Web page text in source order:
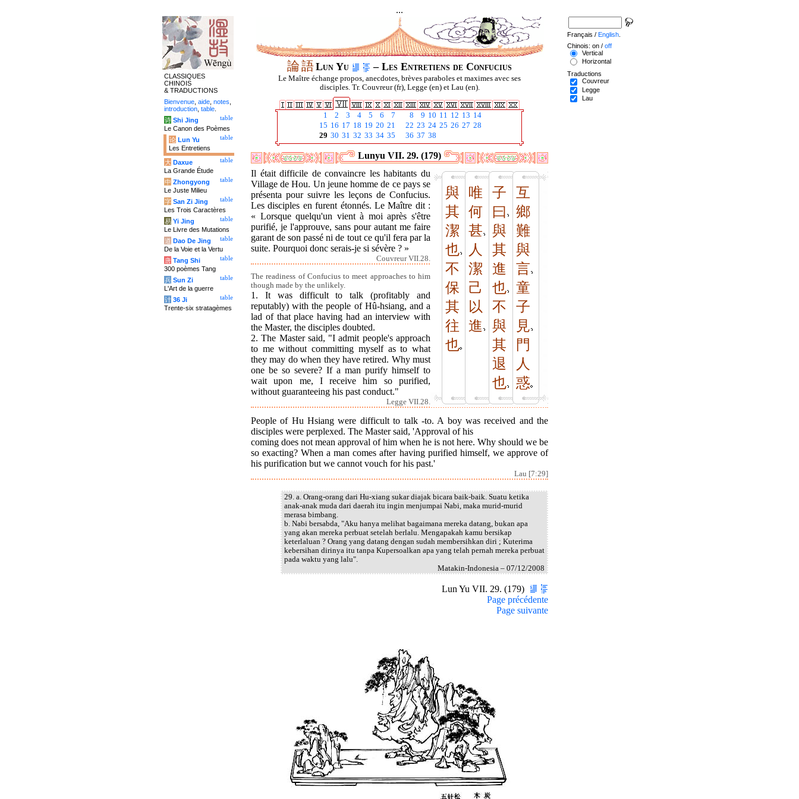
...
論語Lun Yu – Les Entretiens de Confucius
Le Maître échange propos, anecdotes, brèves paraboles et maximes avec ses
disciples. Tr. Couvreur (fr), Legge (en) et Lau (en).
1 2 3 4 5 6 7 8 9 10 11 12 13 14
15 16 17 18 19 20 21 22 23 24 25 26 27 28
29 30 31 32 33 34 35 36 37 38
Lunyu VII. 29. (179)
與
其
潔
也
不
保
其
往
也
唯
何
甚
人
潔
己
以
進
子
曰
與
其
進
也
不
與
其
退
也
互
鄉
難
與
言
童
子
見
門
人
惑
Il était difficile de convaincre les habitants du
Village de Hou. Un jeune homme de ce pays se
présenta pour suivre les leçons de Confucius.
Les disciples en furent étonnés. Le Maître dit :
« Lorsque quelqu'un vient à moi après s'être
purifié, je l'approuve, sans pour autant me faire
garant de son passé ni de tout ce qu'il fera par la
suite. Pourquoi donc serais-je si sévère ? »
Couvreur VII.28.
The readiness of Confucius to meet approaches to him
though made by the unlikely.
1. It was difficult to talk (profitably and
reputably) with the people of Hû-hsiang, and a
lad of that place having had an interview with
the Master, the disciples doubted.
2. The Master said, "I admit people's approach
to me without committing myself as to what
they may do when they have retired. Why must
one be so severe? If a man purify himself to
wait upon me, I receive him so purified,
without guaranteeing his past conduct."
Legge VII.28.
People of Hu Hsiang were difficult to talk -to. A boy was received and the
disciples were perplexed. The Master said, 'Approval of his
coming does not mean approval of him when he is not here. Why should we be
so exacting? When a man comes after having purified himself, we approve of
his purification but we cannot vouch for his past.'
Lau [7:29]
29. a. Orang-orang dari Hu-xiang sukar diajak bicara baik-baik. Suatu ketika
anak-anak muda dari daerah itu ingin menjumpai Nabi, maka murid-murid
merasa bimbang.
b. Nabi bersabda, "Aku hanya melihat bagaimana mereka datang, bukan apa
yang akan mereka perbuat setelah berlalu. Mengapakah kamu bersikap
keterlaluan ? Orang yang datang dengan sudah membersihkan diri ; Kuterima
kebersihan dirinya itu tanpa Kupersoalkan apa yang telah pernah mereka perbuat
pada waktu yang lalu".
Matakin-Indonesia – 07/12/2008
Lun Yu VII. 29. (179)
Page précédente
Page suivante
CLASSIQUES
CHINOIS
& TRADUCTIONS
Bienvenue aide notes
introduction table
table
诗 Shi Jing
Le Canon des Poèmes
table
论 Lun Yu
Les Entretiens
table
大 Daxue
La Grande Étude
table
中 Zhongyong
Le Juste Milieu
table
字 San Zi Jing
Les Trois Caractères
table
易 Yi Jing
Le Livre des Mutations
table
道 Dao De Jing
De la Voie et la Vertu
table
唐 Tang Shi
300 poèmes Tang
table
兵 Sun Zi
L'Art de la guerre
table
计 36 Ji
Trente-six stratagèmes
Français / English
Chinois: on / off
Vertical
Horizontal
Traductions
Couvreur
Legge
Lau